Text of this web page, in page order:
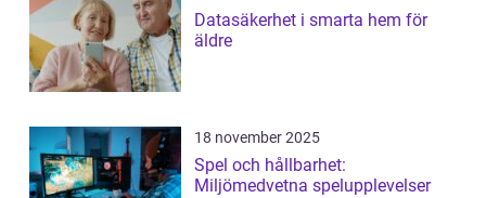
Datasäkerhet i smarta hem för
äldre
18 november 2025
Spel och hållbarhet:
Miljömedvetna spelupplevelser